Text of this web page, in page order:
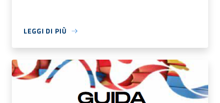
LEGGI DI PIÙ